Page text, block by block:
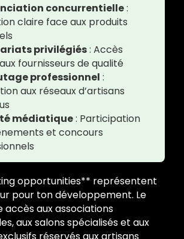
concurrentielle:
claire face aux produits
privilégiés: Accès
fournisseurs de qualité
professionnel :
aux réseaux d’artisans
médiatique: Participation
et concours
opportunities** représentent
pour ton développement. Le
accès aux associations
aux salons spécialisés et aux
réservés aux artisans